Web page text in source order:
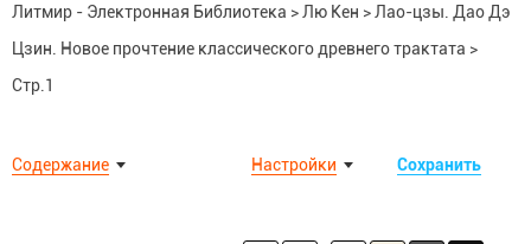
Литмир - Электронная Библиотека > Лю Кен > Лао-цзы. Дао Дэ
Цзин. Новое прочтение классического древнего трактата >
Стр.1
Содержание Сохранить
Настройки